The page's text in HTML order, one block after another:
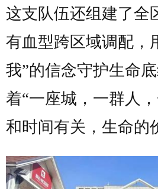
这支队伍还组建了全
有血型跨区域调配，
我”的信念守护生命
着“一座城，一群人
和时间有关，生命的